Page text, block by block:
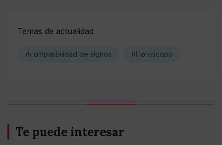
Temas de actualidad
#compatibilidad de signos #Horóscopo
Te puede interesar